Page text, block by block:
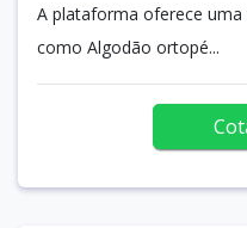
A plataforma oferece
como Algodão ortopé...